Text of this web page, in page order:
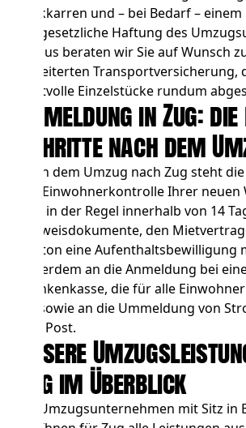
Sackkarren und – bei Bedarf –
die gesetzliche Haftung des
hinaus beraten wir Sie auf Wunsch
erweiterten Transportversicherung,
wertvolle Einzelstücke rundum
Anmeldung in Zug:
Schritte nach dem
Nach dem Umzug nach Zug steht
der Einwohnerkontrolle Ihrer
an – in der Regel innerhalb von 14
Ausweisdokumente, den
Kanton eine Aufenthaltsbewilligung
außerdem an die Anmeldung bei
Krankenkasse, die für alle
ist, sowie an die Ummeldung von
und Post.
Unsere
Zug im Überblick
Als Umzugsunternehmen mit Sitz in